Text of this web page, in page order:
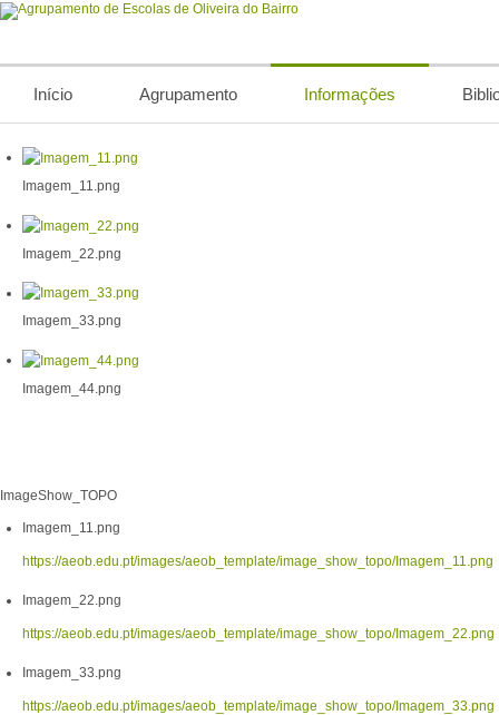
Início Agrupamento Informações
Imagem_11.png
Imagem_22.png
Imagem_33.png
Imagem_44.png
ImageShow_TOPO
Imagem_11.png
https://aeob.edu.pt/images/aeob_template/image_show_topo/Imagem_11.png
Imagem_22.png
https://aeob.edu.pt/images/aeob_template/image_show_topo/Imagem_22.png
Imagem_33.png
https://aeob.edu.pt/images/aeob_template/image_show_topo/Imagem_33.png